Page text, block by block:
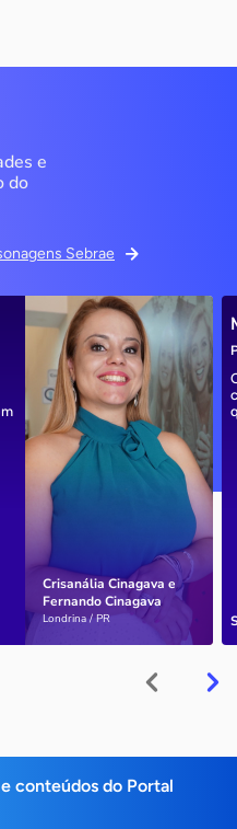
e
do
Sebrae
Crisanália Cinagava e
Fernando Cinagava
Londrina / PR
conteúdos do Portal